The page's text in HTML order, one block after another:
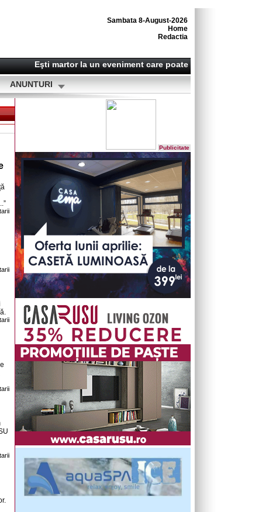
Sambata 8-August-2026
Home
Redactia
Eşti martor la un eveniment care poate deveni o ştire? Sună-
ANUNTURI
Publicitate